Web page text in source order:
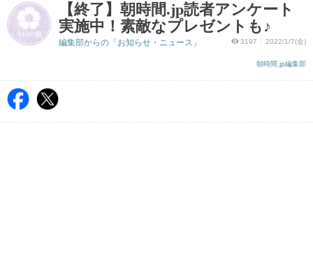
【終了】朝時間.jp読者アンケート
実施中！素敵なプレゼントも♪
3197 2022/1/7(金)
朝時間.jp編集部
編集部からの「お知らせ・ニュース」